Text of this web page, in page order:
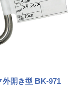
外開き型 BK-971